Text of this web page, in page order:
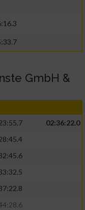
GmbH &
02:36:22.0